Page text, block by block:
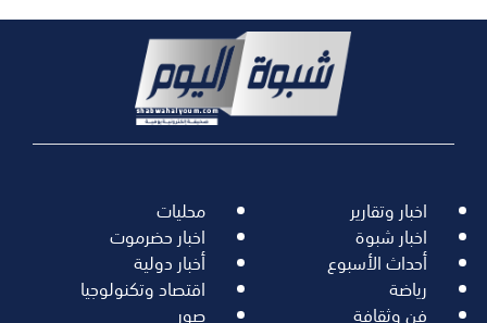
اخبار وتقارير محليات
اخبار شبوة اخبار حضرموت
أحداث الأسبوع أخبار دولية
رياضة اقتصاد وتكنولوجيا
فن وثقافة صور